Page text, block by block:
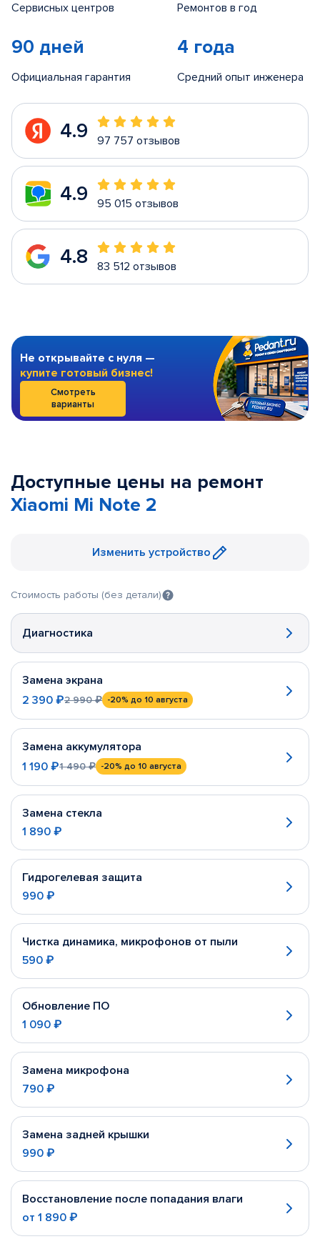
Сервисных центров Ремонтов в год
90 дней
Официальная гарантия
4 года
Средний опыт инженера
4.9 97 757 отзывов
4.9 95 015 отзывов
4.8 83 512 отзывов
Не открывайте с нуля —
купите готовый бизнес!
Смотреть
варианты
Доступные цены на ремонт
Xiaomi Mi Note 2
Изменить устройство
Стоимость работы (без детали)
Диагностика
Замена экрана
2 390 ₽2 990 ₽ -20% до 10 августа
Замена аккумулятора
1 190 ₽1 490 ₽ -20% до 10 августа
Замена стекла
1 890 ₽
Гидрогелевая защита
990 ₽
Чистка динамика, микрофонов от пыли
590 ₽
Обновление ПО
1 090 ₽
Замена микрофона
790 ₽
Замена задней крышки
990 ₽
Восстановление после попадания влаги
от 1 890 ₽